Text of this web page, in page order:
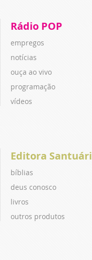
Rádio POP
empregos
notícias
ouça ao vivo
programação
vídeos
Editora
bíblias
deus conosco
livros
outros produtos